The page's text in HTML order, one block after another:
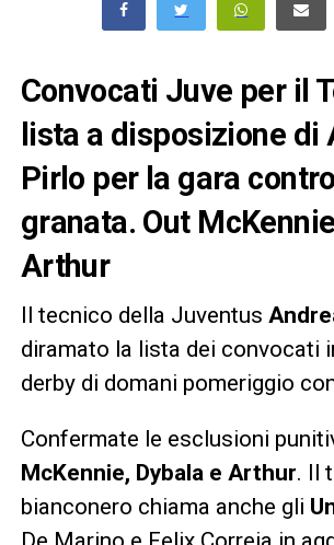
Convocati Juve per il
lista a disposizione di
Pirlo per la gara
granata. Out
Arthur
Il tecnico della Juventus
diramato la lista dei convocati
derby di domani pomeriggio
Confermate le esclusioni
McKennie, Dybala e Arthur. Il
bianconero chiama anche gli